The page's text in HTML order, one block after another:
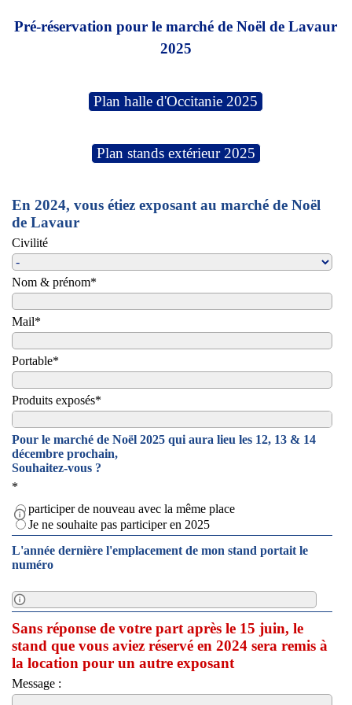
Pré-réservation pour le marché de Noël de Lavaur
2025
Plan halle d'Occitanie 2025
Plan stands extérieur 2025
En 2024, vous étiez exposant au marché de Noël
de Lavaur
Civilité
Nom & prénom*
Mail*
Portable*
Produits exposés*
Pour le marché de Noël 2025 qui aura lieu les 12, 13 & 14
décembre prochain,
Souhaitez-vous ?
*
participer de nouveau avec la même place
Je ne souhaite pas participer en 2025
choix de participation pour 2025
L'année dernière l'emplacement de mon stand portait le
numéro
stand numéro en 2024
Sans réponse de votre part après le 15 juin, le
stand que vous aviez réservé en 2024 sera remis à
la location pour un autre exposant
Message :